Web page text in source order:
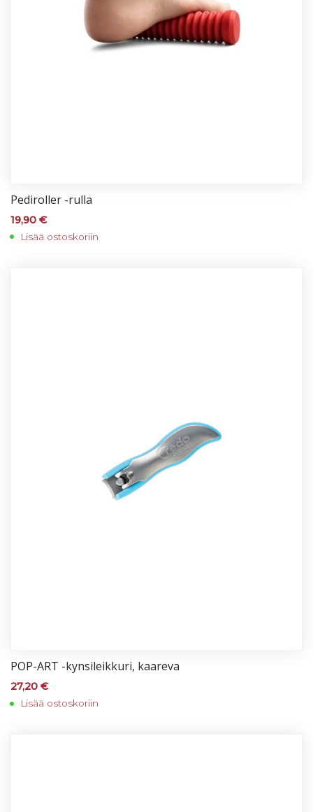
Pe­di­rol­ler -rul­la
19,90 €
Lisää ostoskoriin
POP-ART -kyn­si­leik­ku­ri, kaa­re­va
27,20 €
Lisää ostoskoriin